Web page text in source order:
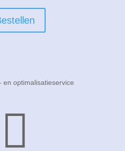
en optimalisatieservice
